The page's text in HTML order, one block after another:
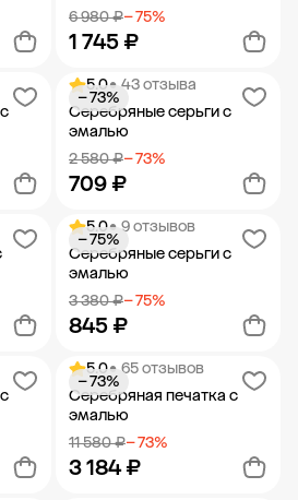
6 980 ₽− 75%
1 745 ₽
Добавить в корзину
5.0• 43 отзыва
Серебряные серьги с
эмалью
2 580 ₽− 73%
709 ₽
− 73%
Добавить в корзину
5.0• 9 отзывов
Серебряные серьги с
эмалью
3 380 ₽− 75%
845 ₽
− 75%
Добавить в корзину
5.0• 65 отзывов
Серебряная печатка с
эмалью
11 580 ₽− 73%
3 184 ₽
− 73%